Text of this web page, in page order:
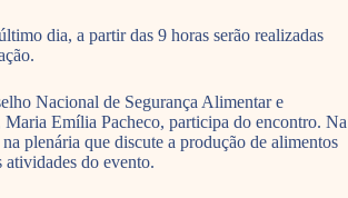
dia, a partir das 9 horas serão realizadas
Nacional de Segurança Alimentar e
Emília Pacheco, participa do encontro. Na
plenária que discute a produção de alimentos
atividades do evento.